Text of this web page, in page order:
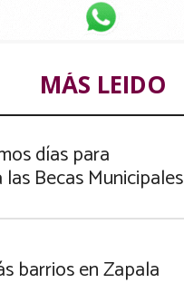
MÁS LEIDO
días para
las Becas Municipales
barrios en Zapala